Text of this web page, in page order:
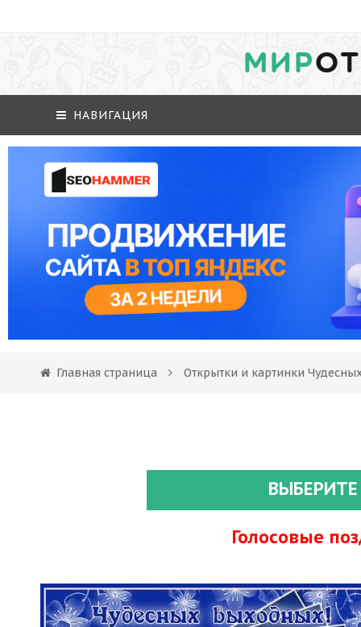
МИР
НАВИГАЦИЯ
Главная страница Открытки и картинки
Голосовые